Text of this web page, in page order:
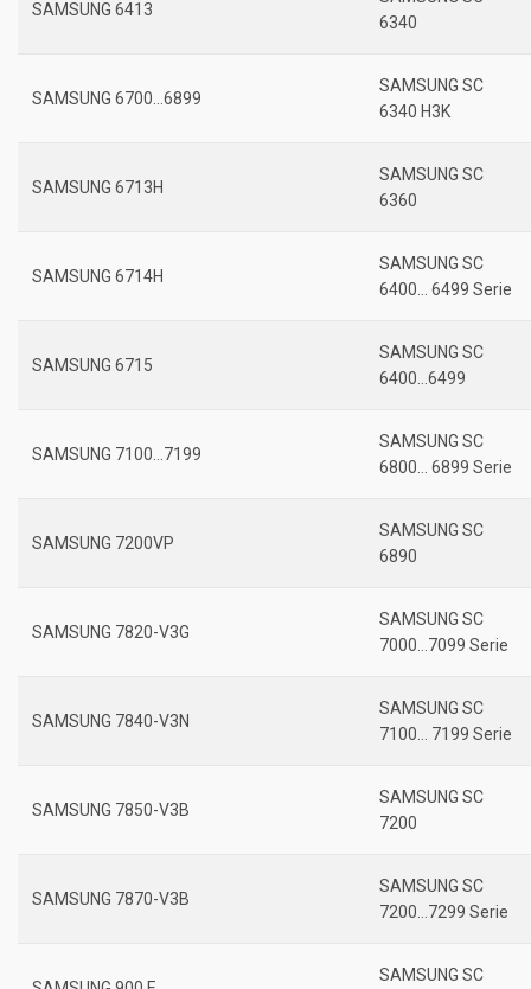
SAMSUNG 6413
6340
SAMSUNG 6700…6899
SAMSUNG SC
6340 H3K
SAMSUNG 6713H
SAMSUNG SC
6360
SAMSUNG 6714H
SAMSUNG SC
6400… 6499 Serie
SAMSUNG 6715
SAMSUNG SC
6400…6499
SAMSUNG 7100…7199
SAMSUNG SC
6800… 6899 Serie
SAMSUNG 7200VP
SAMSUNG SC
6890
SAMSUNG 7820-V3G
SAMSUNG SC
7000…7099 Serie
SAMSUNG 7840-V3N
SAMSUNG SC
7100… 7199 Serie
SAMSUNG 7850-V3B
SAMSUNG SC
7200
SAMSUNG 7870-V3B
SAMSUNG SC
7200…7299 Serie
SAMSUNG SC